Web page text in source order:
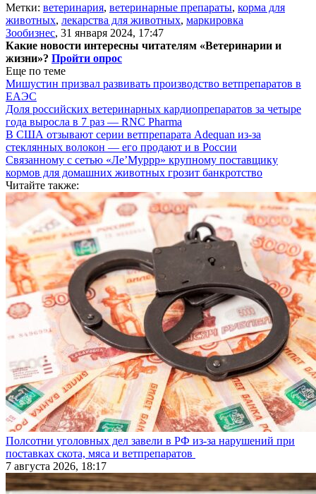
Метки: ветеринария, ветеринарные препараты, корма для
животных, лекарства для животных, маркировка
Зообизнес, 31 января 2024, 17:47
Какие новости интересны читателям «Ветеринарии и
жизни»? Пройти опрос
Еще по теме
Мишустин призвал развивать производство ветпрепаратов в
ЕАЭС
Доля российских ветеринарных кардиопрепаратов за четыре
года выросла в 7 раз — RNC Pharma
В США отзывают серии ветпрепарата Adequan из-за
стеклянных волокон — его продают и в России
Связанному с сетью «Ле’Муррр» крупному поставщику
кормов для домашних животных грозит банкротство
Читайте также:
Полсотни уголовных дел завели в РФ из-за нарушений при
поставках скота, мяса и ветпрепаратов
7 августа 2026, 18:17